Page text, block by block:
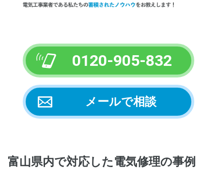
0120-905-832
メールで相談
富山県内で対応した電気修理の事例